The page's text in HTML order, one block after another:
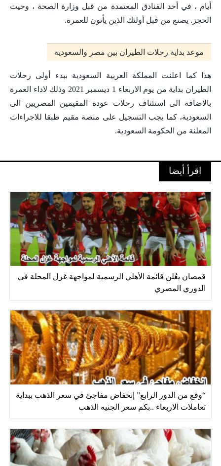
أيام ، في أحد الفنادق المعتمدة من قبل وزارة الصحة ، وحيث
الحجز. يصنع من قبل أولئك الذين يأتون للعمرة.
موعد بداية رحلات الطيران بين مصر والسعودية
هذا كما اعلنت المملكة العربية السعودية ببدء أولى رحلات
الطيران بداية من يوم الاربعاء 1 ديسمبر 2021 وذلك لاداء العمرة
بالاضافة الى استئناف رحلات عودة المقيمين المصريين الى
السعودية، كما يجب التسجيل على منصة مقيم طبقا للاجراءات
المعلنة من الحكومة السعودية.
اقرأ أيضا
قمصان يعُلن قائمة الأهلي الرسمية لمواجهة غزل المحلة في
الدوري المصري
“وقع من الدور الرابع” إنخفاض مفاجئ في سعر الذهب ببداية
تعاملات الاربعاء ..بكم سعر الجنيه الذهب